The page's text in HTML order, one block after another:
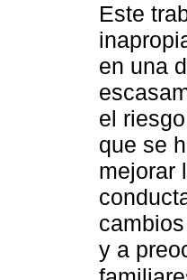
Este
en una
el
que se
mejorar
y a